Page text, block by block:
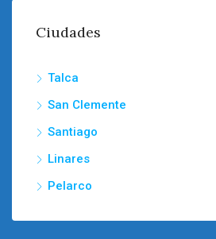
Ciudades
Talca
San Clemente
Santiago
Linares
Pelarco